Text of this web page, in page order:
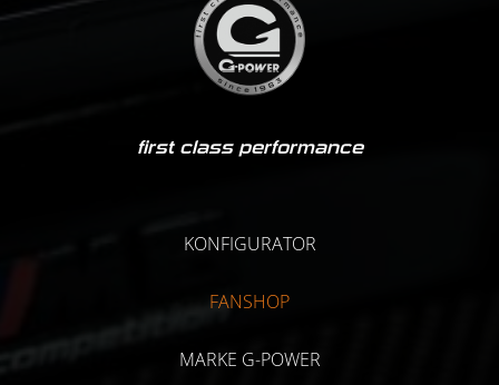
first class performance
KONFIGURATOR
FANSHOP
MARKE G-POWER